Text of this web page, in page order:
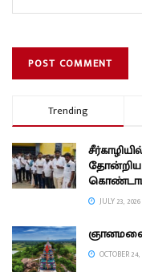
Trending
தோன்றிய
JULY 23, 2026
OCTOBER